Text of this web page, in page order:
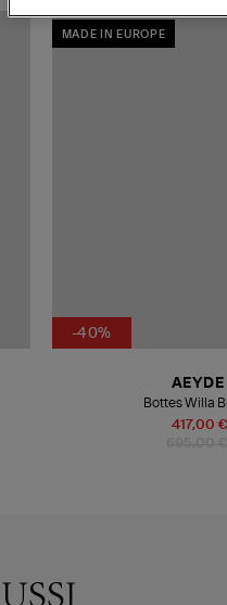
MADE IN EUROPE
-40%
417,00 €
AEYDE
Bottes Willa